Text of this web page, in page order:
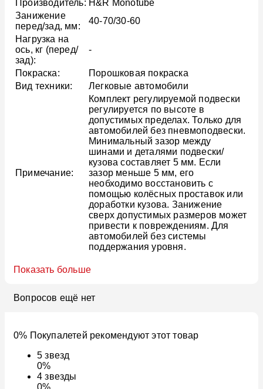
Производитель: H&R Monotube
Занижение
перед/зад, мм:
40-70/30-60
Нагрузка на
ось, кг (перед/
зад):
-
Покраска:
Порошковая покраска
Вид техники:
Легковые автомобили
Примечание:
Комплект регулируемой подвески
регулируется по высоте в
допустимых пределах. Только для
автомобилей без пневмоподвески.
Минимальный зазор между
шинами и деталями подвески/
кузова составляет 5 мм. Если
зазор меньше 5 мм, его
необходимо восстановить с
помощью колёсных проставок или
доработки кузова. Занижение
сверх допустимых размеров может
привести к повреждениям. Для
автомобилей без системы
поддержания уровня.
Показать больше
Вопросов ещё нет
0% Покупалетей рекомендуют этот товар
5звезд
0%
4звезды